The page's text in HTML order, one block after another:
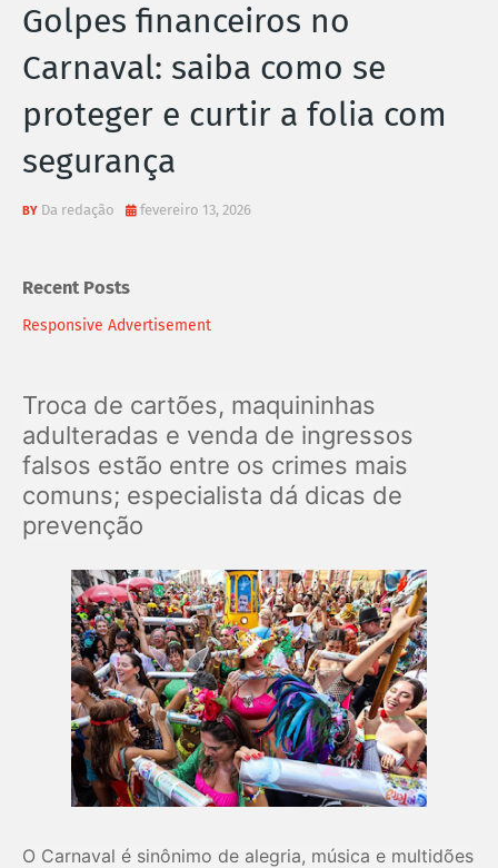
A
S
N
O
I
A
Golpes financeiros no
Carnaval: saiba como se
proteger e curtir a folia com
segurança
Da redação fevereiro 13, 2026
Recent Posts
Responsive Advertisement
Troca de cartões, maquininhas
adulteradas e venda de ingressos
falsos estão entre os crimes mais
comuns; especialista dá dicas de
prevenção
O Carnaval é sinônimo de alegria, música e multidões